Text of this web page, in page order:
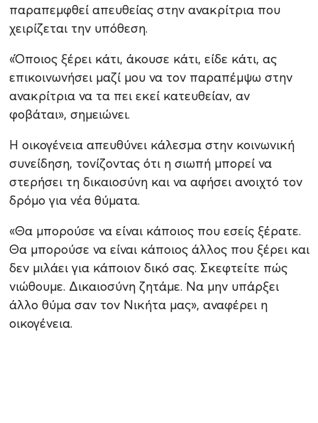
παραπεμφθεί απευθείας στην ανακρίτρια που
χειρίζεται την υπόθεση.
«Όποιος ξέρει κάτι, άκουσε κάτι, είδε κάτι, ας
επικοινωνήσει μαζί μου να τον παραπέμψω στην
ανακρίτρια να τα πει εκεί κατευθείαν, αν
φοβάται», σημειώνει.
Η οικογένεια απευθύνει κάλεσμα στην κοινωνική
συνείδηση, τονίζοντας ότι η σιωπή μπορεί να
στερήσει τη δικαιοσύνη και να αφήσει ανοιχτό τον
δρόμο για νέα θύματα.
«Θα μπορούσε να είναι κάποιος που εσείς ξέρατε.
Θα μπορούσε να είναι κάποιος άλλος που ξέρει και
δεν μιλάει για κάποιον δικό σας. Σκεφτείτε πώς
νιώθουμε. Δικαιοσύνη ζητάμε. Να μην υπάρξει
άλλο θύμα σαν τον Νικήτα μας», αναφέρει η
οικογένεια.